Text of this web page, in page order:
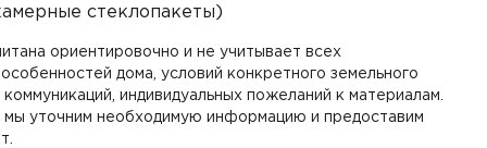
стеклопакеты)
ориентировочно и не учитывает всех
дома, условий конкретного земельного
коммуникаций, индивидуальных пожеланий к материалам.
мы уточним необходимую информацию и предоставим